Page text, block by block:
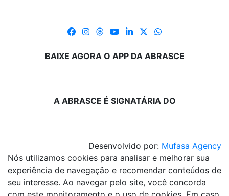
BAIXE AGORA O APP DA ABRASCE
A ABRASCE É SIGNATÁRIA DO
Desenvolvido por: Mufasa Agency
Nós utilizamos cookies para analisar e melhorar sua
experiência de navegação e recomendar conteúdos de
seu interesse. Ao navegar pelo site, você concorda